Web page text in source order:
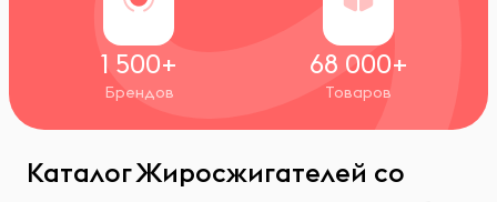
1 500+
Брендов
68 000+
Товаров
Каталог Жиросжигателей со